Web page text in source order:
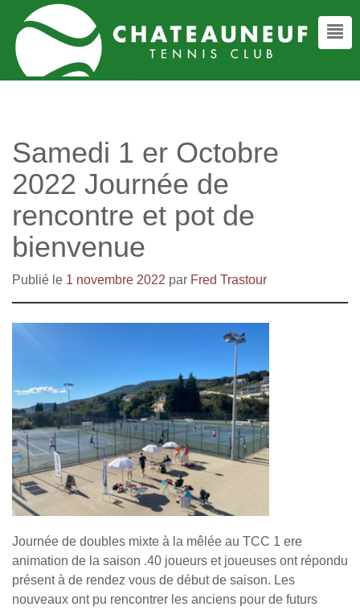
Samedi 1 er Octobre
2022 Journée de
rencontre et pot de
bienvenue
Publié le 1 novembre 2022 par Fred Trastour
Journée de doubles mixte à la mêlée au TCC 1 ere
animation de la saison .40 joueurs et joueuses ont répondu
présent à de rendez vous de début de saison. Les
nouveaux ont pu rencontrer les anciens pour de futurs